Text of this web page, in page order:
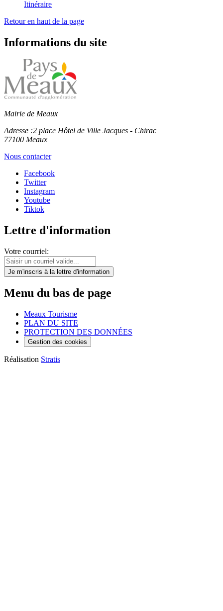
Itinéraire
Retour en haut de la page
Informations du site
Mairie de Meaux
Adresse :2 place Hôtel de Ville Jacques - Chirac
77100 Meaux
Nous contacter
Facebook
Twitter
Instagram
Youtube
Tiktok
Lettre d'information
Votre courriel:
Je m'inscris à la lettre d'information
Menu du bas de page
Meaux Tourisme
PLAN DU SITE
PROTECTION DES DONNÉES
Gestion des cookies
Réalisation Stratis